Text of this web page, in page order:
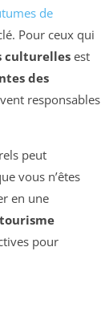
de
Pour ceux qui
culturelles est
des
responsables
peut
vous n’êtes
en une
pour